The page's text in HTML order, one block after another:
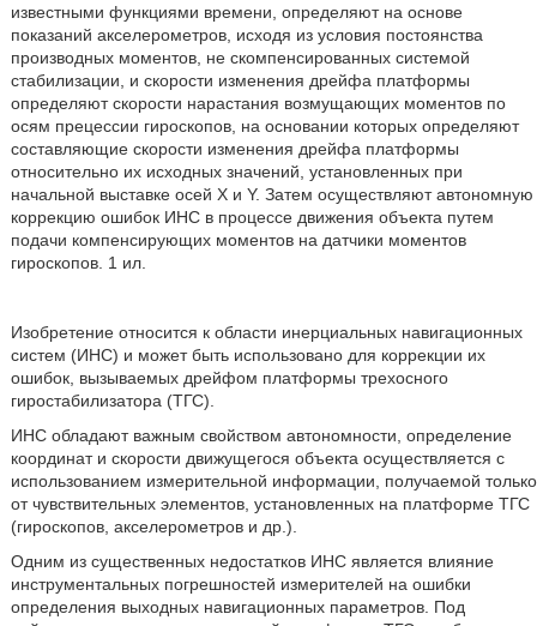
известными функциями времени, определяют на основе
показаний акселерометров, исходя из условия постоянства
производных моментов, не скомпенсированных системой
стабилизации, и скорости изменения дрейфа платформы
определяют скорости нарастания возмущающих моментов по
осям прецессии гироскопов, на основании которых определяют
составляющие скорости изменения дрейфа платформы
относительно их исходных значений, установленных при
начальной выставке осей Х и Y. Затем осуществляют автономную
коррекцию ошибок ИНС в процессе движения объекта путем
подачи компенсирующих моментов на датчики моментов
гироскопов. 1 ил.
Изобретение относится к области инерциальных навигационных
систем (ИНС) и может быть использовано для коррекции их
ошибок, вызываемых дрейфом платформы трехосного
гиростабилизатора (ТГС).
ИНС обладают важным свойством автономности, определение
координат и скорости движущегося объекта осуществляется с
использованием измерительной информации, получаемой только
от чувствительных элементов, установленных на платформе ТГС
(гироскопов, акселерометров и др.).
Одним из существенных недостатков ИНС является влияние
инструментальных погрешностей измерителей на ошибки
определения выходных навигационных параметров. Под